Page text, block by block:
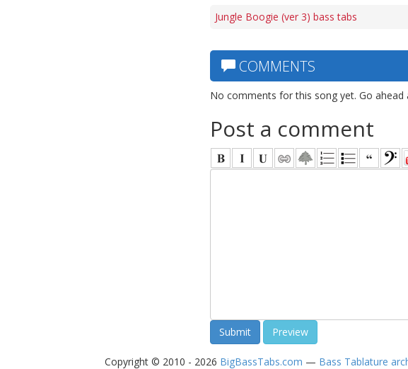
Jungle Boogie (ver 3) bass tabs
COMMENTS
No comments for this song yet. Go ahead
Post a comment
Copyright © 2010 - 2026 BigBassTabs.com — Bass Tablature